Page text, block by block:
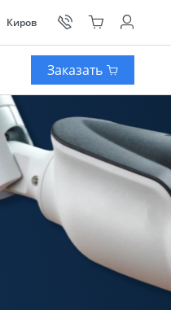
Киров
Заказать